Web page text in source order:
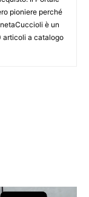
pioniere perché
è un
articoli a catalogo